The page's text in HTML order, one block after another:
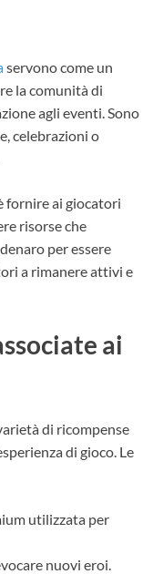
servono come un
la comunità di
agli eventi. Sono
celebrazioni o
fornire ai giocatori
risorse che
per essere
a rimanere attivi e
ai
di ricompense
di gioco. Le
utilizzata per
nuovi eroi.